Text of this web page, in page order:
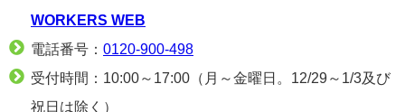
WORKERS WEB
電話番号： 0120-900-498
受付時間：10:00～17:00（月～金曜日。12/29～1/3及び
祝日は除く）